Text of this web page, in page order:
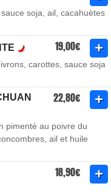
soja, ail, cacahuètes
19,00€
carottes, sauce soja
22,80€
pimenté au poivre du
ail et huile
18,90€